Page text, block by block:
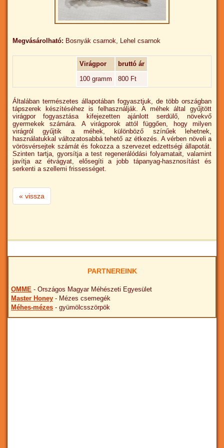
Megvásárolható: Bosnyák csarnok, Lehel csarnok
Virágpor
bruttó ár
100 gramm
800 Ft
Általában természetes állapotában fogyasztjuk, de több országban
tápszerek készítéséhez is felhasználják. A méhek által gyűjtött
virágpor fogyasztása kifejezetten ajánlott serdülő, növekvő
gyermekek számára. A virágporok attól függően, hogy milyen
virágról gyűjtik a méhek, különböző színűek lehetnek,
használatukkal változatosabbá tehető az étkezés. A vérben növeli a
vörösvérsejtek számát és fokozza a szervezet edzettségi állapotát.
Szinten tartja, gyorsítja a test regenerálódási folyamatait, valamint
javítja az étvágyat, elősegíti a jobb tápanyag-hasznosítást és
serkenti a szellemi frissességet.
« vissza
PARTNEREINK
OMME - Országos Magyar Méhészeti Egyesület
Master Honey - Mézes csemegék
Méhes-mézes - gyümölcsszörpök